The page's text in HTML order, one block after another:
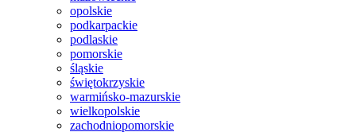
opolskie
podkarpackie
podlaskie
pomorskie
śląskie
świętokrzyskie
warmińsko-mazurskie
wielkopolskie
zachodniopomorskie